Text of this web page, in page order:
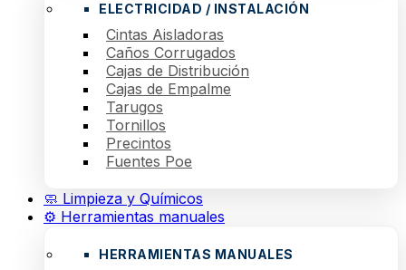
ELECTRICIDAD / INSTALACIÓN
Cintas Aisladoras
Caños Corrugados
Cajas de Distribución
Cajas de Empalme
Tarugos
Tornillos
Precintos
Fuentes Poe
🧼 Limpieza y Químicos
⚙️ Herramientas manuales
HERRAMIENTAS MANUALES